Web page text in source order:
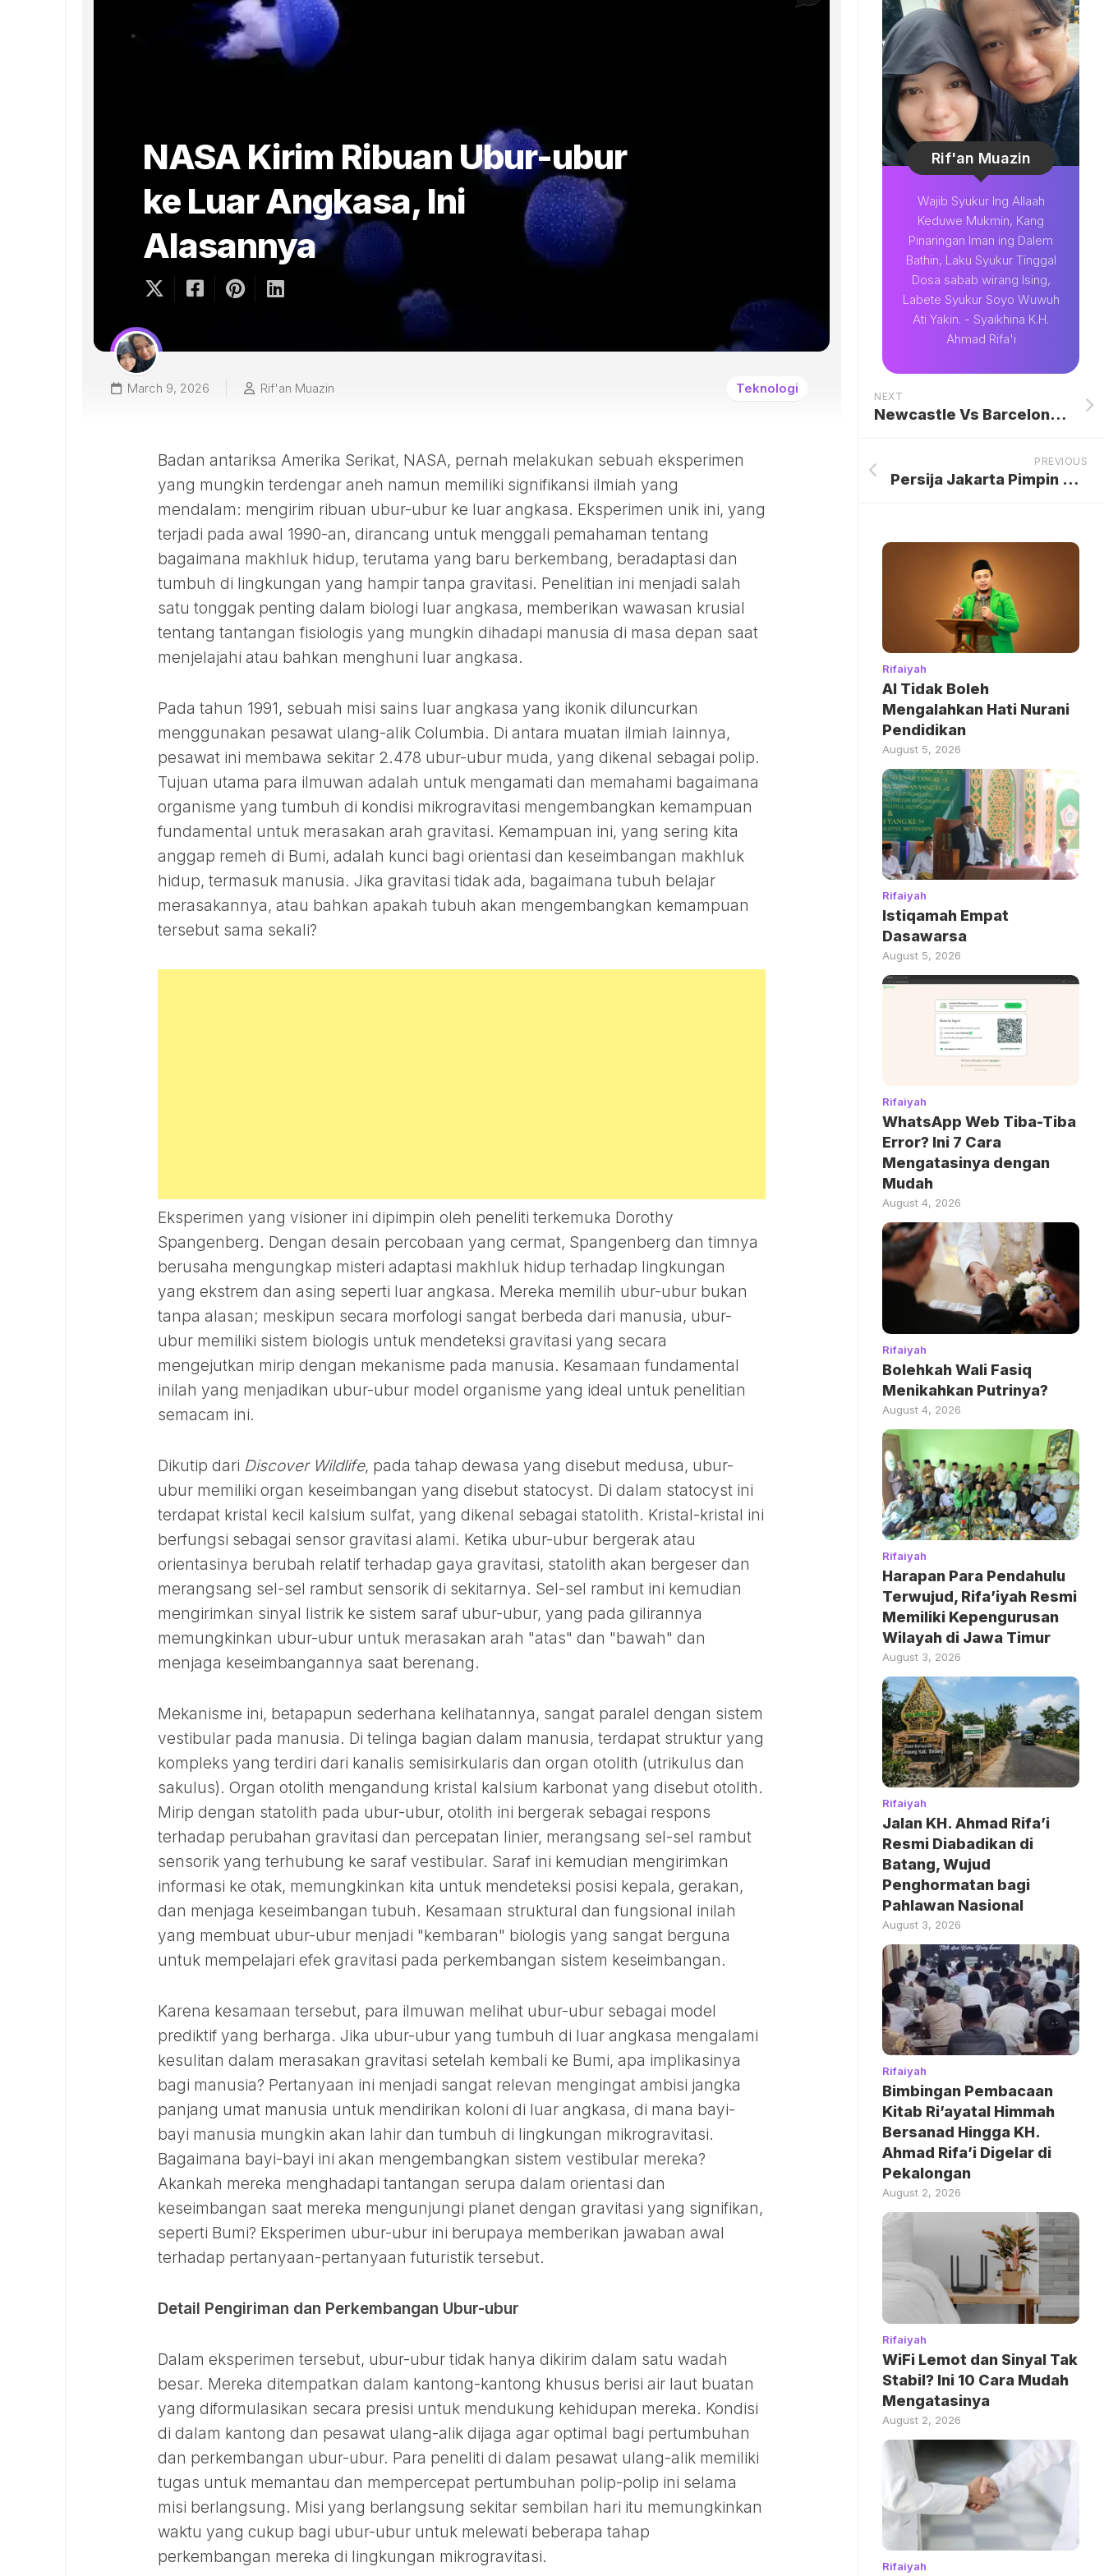
NASA Kirim Ribuan Ubur-ubur
ke Luar Angkasa, Ini
Alasannya
March 9, 2026 Rif'an Muazin Teknologi
Badan antariksa Amerika Serikat, NASA, pernah melakukan sebuah eksperimen
yang mungkin terdengar aneh namun memiliki signifikansi ilmiah yang
mendalam: mengirim ribuan ubur-ubur ke luar angkasa. Eksperimen unik ini, yang
terjadi pada awal 1990-an, dirancang untuk menggali pemahaman tentang
bagaimana makhluk hidup, terutama yang baru berkembang, beradaptasi dan
tumbuh di lingkungan yang hampir tanpa gravitasi. Penelitian ini menjadi salah
satu tonggak penting dalam biologi luar angkasa, memberikan wawasan krusial
tentang tantangan fisiologis yang mungkin dihadapi manusia di masa depan saat
menjelajahi atau bahkan menghuni luar angkasa.
Pada tahun 1991, sebuah misi sains luar angkasa yang ikonik diluncurkan
menggunakan pesawat ulang-alik Columbia. Di antara muatan ilmiah lainnya,
pesawat ini membawa sekitar 2.478 ubur-ubur muda, yang dikenal sebagai polip.
Tujuan utama para ilmuwan adalah untuk mengamati dan memahami bagaimana
organisme yang tumbuh di kondisi mikrogravitasi mengembangkan kemampuan
fundamental untuk merasakan arah gravitasi. Kemampuan ini, yang sering kita
anggap remeh di Bumi, adalah kunci bagi orientasi dan keseimbangan makhluk
hidup, termasuk manusia. Jika gravitasi tidak ada, bagaimana tubuh belajar
merasakannya, atau bahkan apakah tubuh akan mengembangkan kemampuan
tersebut sama sekali?
Eksperimen yang visioner ini dipimpin oleh peneliti terkemuka Dorothy
Spangenberg. Dengan desain percobaan yang cermat, Spangenberg dan timnya
berusaha mengungkap misteri adaptasi makhluk hidup terhadap lingkungan
yang ekstrem dan asing seperti luar angkasa. Mereka memilih ubur-ubur bukan
tanpa alasan; meskipun secara morfologi sangat berbeda dari manusia, ubur-
ubur memiliki sistem biologis untuk mendeteksi gravitasi yang secara
mengejutkan mirip dengan mekanisme pada manusia. Kesamaan fundamental
inilah yang menjadikan ubur-ubur model organisme yang ideal untuk penelitian
semacam ini.
Dikutip dari Discover Wildlife, pada tahap dewasa yang disebut medusa, ubur-
ubur memiliki organ keseimbangan yang disebut statocyst. Di dalam statocyst ini
terdapat kristal kecil kalsium sulfat, yang dikenal sebagai statolith. Kristal-kristal ini
berfungsi sebagai sensor gravitasi alami. Ketika ubur-ubur bergerak atau
orientasinya berubah relatif terhadap gaya gravitasi, statolith akan bergeser dan
merangsang sel-sel rambut sensorik di sekitarnya. Sel-sel rambut ini kemudian
mengirimkan sinyal listrik ke sistem saraf ubur-ubur, yang pada gilirannya
memungkinkan ubur-ubur untuk merasakan arah "atas" dan "bawah" dan
menjaga keseimbangannya saat berenang.
Mekanisme ini, betapapun sederhana kelihatannya, sangat paralel dengan sistem
vestibular pada manusia. Di telinga bagian dalam manusia, terdapat struktur yang
kompleks yang terdiri dari kanalis semisirkularis dan organ otolith (utrikulus dan
sakulus). Organ otolith mengandung kristal kalsium karbonat yang disebut otolith.
Mirip dengan statolith pada ubur-ubur, otolith ini bergerak sebagai respons
terhadap perubahan gravitasi dan percepatan linier, merangsang sel-sel rambut
sensorik yang terhubung ke saraf vestibular. Saraf ini kemudian mengirimkan
informasi ke otak, memungkinkan kita untuk mendeteksi posisi kepala, gerakan,
dan menjaga keseimbangan tubuh. Kesamaan struktural dan fungsional inilah
yang membuat ubur-ubur menjadi "kembaran" biologis yang sangat berguna
untuk mempelajari efek gravitasi pada perkembangan sistem keseimbangan.
Karena kesamaan tersebut, para ilmuwan melihat ubur-ubur sebagai model
prediktif yang berharga. Jika ubur-ubur yang tumbuh di luar angkasa mengalami
kesulitan dalam merasakan gravitasi setelah kembali ke Bumi, apa implikasinya
bagi manusia? Pertanyaan ini menjadi sangat relevan mengingat ambisi jangka
panjang umat manusia untuk mendirikan koloni di luar angkasa, di mana bayi-
bayi manusia mungkin akan lahir dan tumbuh di lingkungan mikrogravitasi.
Bagaimana bayi-bayi ini akan mengembangkan sistem vestibular mereka?
Akankah mereka menghadapi tantangan serupa dalam orientasi dan
keseimbangan saat mereka mengunjungi planet dengan gravitasi yang signifikan,
seperti Bumi? Eksperimen ubur-ubur ini berupaya memberikan jawaban awal
terhadap pertanyaan-pertanyaan futuristik tersebut.
Detail Pengiriman dan Perkembangan Ubur-ubur
Dalam eksperimen tersebut, ubur-ubur tidak hanya dikirim dalam satu wadah
besar. Mereka ditempatkan dalam kantong-kantong khusus berisi air laut buatan
yang diformulasikan secara presisi untuk mendukung kehidupan mereka. Kondisi
di dalam kantong dan pesawat ulang-alik dijaga agar optimal bagi pertumbuhan
dan perkembangan ubur-ubur. Para peneliti di dalam pesawat ulang-alik memiliki
tugas untuk memantau dan mempercepat pertumbuhan polip-polip ini selama
misi berlangsung. Misi yang berlangsung sekitar sembilan hari itu memungkinkan
waktu yang cukup bagi ubur-ubur untuk melewati beberapa tahap
perkembangan mereka di lingkungan mikrogravitasi.
Rif'an Muazin
Wajib Syukur Ing Allaah
Keduwe Mukmin, Kang
Pinaringan Iman ing Dalem
Bathin, Laku Syukur Tinggal
Dosa sabab wirang Ising,
Labete Syukur Soyo Wuwuh
Ati Yakin. - Syaikhina K.H.
Ahmad Rifa'i
NEXT
Newcastle Vs Barcelona: The Magpies Berharap Tuah St James Park untuk Mengukir Sejarah di Babak 16 Besar Liga Champions
PREVIOUS
Persija Jakarta Pimpin Daftar Penyumbang Pemain Terbanyak untuk Skuad Sementara Timnas Indonesia di FIFA Series 2026
Rifaiyah
AI Tidak Boleh
Mengalahkan Hati Nurani
Pendidikan
August 5, 2026
Rifaiyah
Istiqamah Empat
Dasawarsa
August 5, 2026
Rifaiyah
WhatsApp Web Tiba-Tiba
Error? Ini 7 Cara
Mengatasinya dengan
Mudah
August 4, 2026
Rifaiyah
Bolehkah Wali Fasiq
Menikahkan Putrinya?
August 4, 2026
Rifaiyah
Harapan Para Pendahulu
Terwujud, Rifa’iyah Resmi
Memiliki Kepengurusan
Wilayah di Jawa Timur
August 3, 2026
Rifaiyah
Jalan KH. Ahmad Rifa’i
Resmi Diabadikan di
Batang, Wujud
Penghormatan bagi
Pahlawan Nasional
August 3, 2026
Rifaiyah
Bimbingan Pembacaan
Kitab Ri’ayatal Himmah
Bersanad Hingga KH.
Ahmad Rifa’i Digelar di
Pekalongan
August 2, 2026
Rifaiyah
WiFi Lemot dan Sinyal Tak
Stabil? Ini 10 Cara Mudah
Mengatasinya
August 2, 2026
Rifaiyah